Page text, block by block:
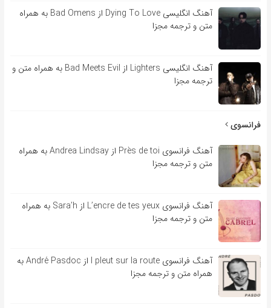
آهنگ انگلیسی Dying To Love از Bad Omens به همراه
متن و ترجمه مجزا
آهنگ انگلیسی Lighters از Bad Meets Evil به همراه متن و
ترجمه مجزا
فرانسوی
آهنگ فرانسوی Près de toi از Andrea Lindsay به همراه
متن و ترجمه مجزا
آهنگ فرانسوی L’encre de tes yeux از Sara’h به همراه
متن و ترجمه مجزا
آهنگ فرانسوی l pleut sur la route از André Pasdoc به
همراه متن و ترجمه مجزا